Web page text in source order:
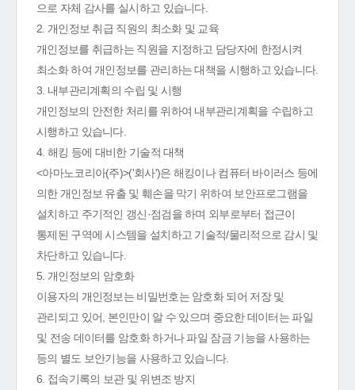
으로 자체 감사를 실시하고 있습니다.
2. 개인정보 취급 직원의 최소화 및 교육
개인정보를 취급하는 직원을 지정하고 담당자에 한정시켜
최소화 하여 개인정보를 관리하는 대책을 시행하고 있습니다.
3. 내부관리계획의 수립 및 시행
개인정보의 안전한 처리를 위하여 내부관리계획을 수립하고
시행하고 있습니다.
4. 해킹 등에 대비한 기술적 대책
<아마노코리아(주)>('회사')은 해킹이나 컴퓨터 바이러스 등에
의한 개인정보 유출 및 훼손을 막기 위하여 보안프로그램을
설치하고 주기적인 갱신·점검을 하며 외부로부터 접근이
통제된 구역에 시스템을 설치하고 기술적/물리적으로 감시 및
차단하고 있습니다.
5. 개인정보의 암호화
이용자의 개인정보는 비밀번호는 암호화 되어 저장 및
관리되고 있어, 본인만이 알 수 있으며 중요한 데이터는 파일
및 전송 데이터를 암호화 하거나 파일 잠금 기능을 사용하는
등의 별도 보안기능을 사용하고 있습니다.
6. 접속기록의 보관 및 위변조 방지